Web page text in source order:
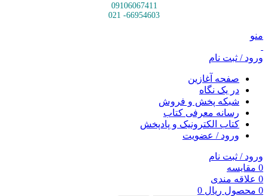
09106067411
66954603- 021
منو
ورود / ثبت نام
صفحه آغازین
در یک نگاه
شبکه پخش و فروش
رسانه معرفی کتاب
کتاب الکترونیک و پادپخش
ورود / عضویت
ورود / ثبت نام
0 مقایسه
0 علاقه مندی
0 محصول ریال